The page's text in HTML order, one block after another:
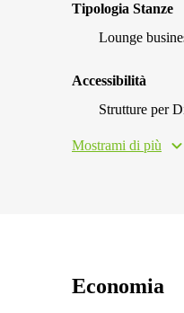
Tipologia Stanze
Lounge
Accessibilità
Strutture per
Mostrami di più
Economia